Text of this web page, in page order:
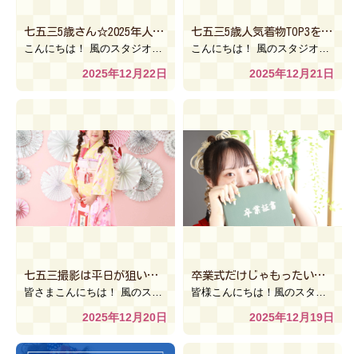
七五三5歳さん☆2025年人気衣装【風のスタジオ インターパーク 宇都宮】
2025年12月22日
七五三5歳人気着物TOP3をご紹介！！【風のスタジオANNEXイオンモール下妻店】
2025年12月21日
七五三撮影は平日が狙い目！12月の平日限定キャンペーンご紹介！【風のスタジオSWEETハーヴェストウォーク小山店】
2025年12月20日
卒業式だけじゃもったいない！袴姿もスタジオで♪【風のスタジオ古河本店】
2025年12月19日